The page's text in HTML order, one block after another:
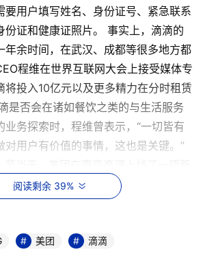
要用户填写姓名、身份证号、紧急联系
份证和健康证照片。 事实上，滴滴的
年余时间，在武汉、成都等很多地方都
程维在世界互联网大会上接受媒体专
将投入10亿元以及更多精力在分时租赁
是否会在诸如餐饮之类的与生活服务
业务探索时，程维曾表示，“一切皆有
对用户有价值的事情，这也是关键。”
户在美团 App 里打车。这不是美团和
作入口，而是美团自己运营的约车服
王兴一起吃饭。程维回忆，当时并不知
阅读剩余 39%
美团 滴滴